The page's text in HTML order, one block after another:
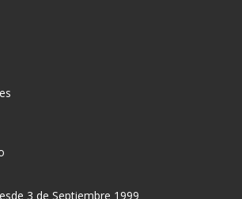
3 de Septiembre 1999